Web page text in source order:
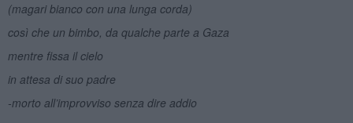
(magari bianco con una lunga corda)
così che un bimbo, da qualche parte a Gaza
mentre fissa il cielo
in attesa di suo padre
-morto all’improvviso senza dire addio